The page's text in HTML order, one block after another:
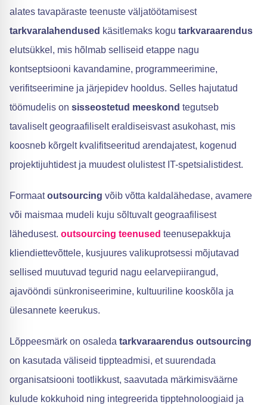
alates tavapäraste teenuste väljatöötamisest
tarkvaralahendused käsitlemaks kogu tarkvaraarendus
elutsükkel, mis hõlmab selliseid etappe nagu
kontseptsiooni kavandamine, programmeerimine,
verifitseerimine ja järjepidev hooldus. Selles hajutatud
töömudelis on sisseostetud meeskond tegutseb
tavaliselt geograafiliselt eraldiseisvast asukohast, mis
koosneb kõrgelt kvalifitseeritud arendajatest, kogenud
projektijuhtidest ja muudest olulistest IT-spetsialistidest.
Formaatoutsourcing võib võtta kaldalähedase, avamere
või maismaa mudeli kuju sõltuvalt geograafilisest
lähedusest. outsourcing teenused teenusepakkuja
kliendiettevõttele, kusjuures valikuprotsessi mõjutavad
sellised muutuvad tegurid nagu eelarvepiirangud,
ajavööndi sünkroniseerimine, kultuuriline kooskõla ja
ülesannete keerukus.
Lõppeesmärk on osaleda tarkvaraarendus outsourcing
on kasutada väliseid tippteadmisi, et suurendada
organisatsiooni tootlikkust, saavutada märkimisväärne
kulude kokkuhoid ning integreerida tipptehnoloogiaid ja